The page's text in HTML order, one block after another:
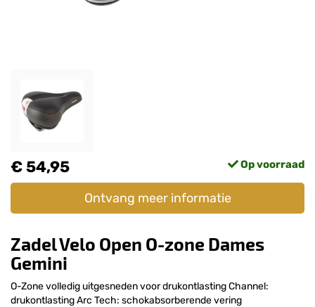
€ 54,95 Op voorraad
Ontvang meer informatie
Zadel Velo Open O-zone Dames
Gemini
O-Zone volledig uitgesneden voor drukontlasting Channel:
drukontlasting Arc Tech: schokabsorberende vering